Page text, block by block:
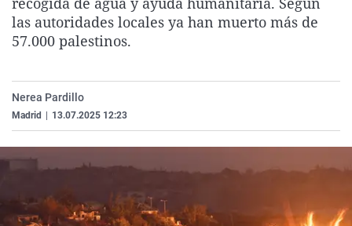
La rosa de los vientos
Caso
Extremadura
Virales
las autoridades locales ya han muerto más de
57.000 palestinos.
Nerea Pardillo
Madrid 13.07.2025 12:23